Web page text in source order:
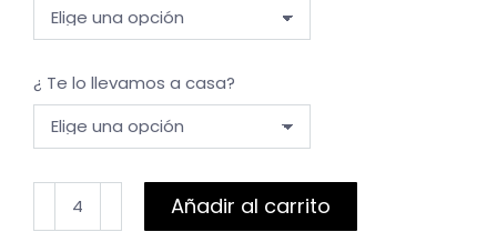
¿ Te lo llevamos a casa?
Tarjeta
Regalo.
Añadir al carrito